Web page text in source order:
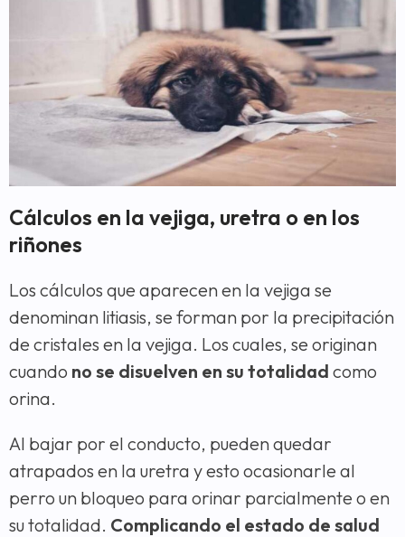
Cálculos en la vejiga, uretra o en los
riñones
Los cálculos que aparecen en la vejiga se
denominan litiasis, se forman por la precipitación
de cristales en la vejiga. Los cuales, se originan
cuando no se disuelven en su totalidad como
orina.
Al bajar por el conducto, pueden quedar
atrapados en la uretra y esto ocasionarle al
perro un bloqueo para orinar parcialmente o en
su totalidad. Complicando el estado de salud